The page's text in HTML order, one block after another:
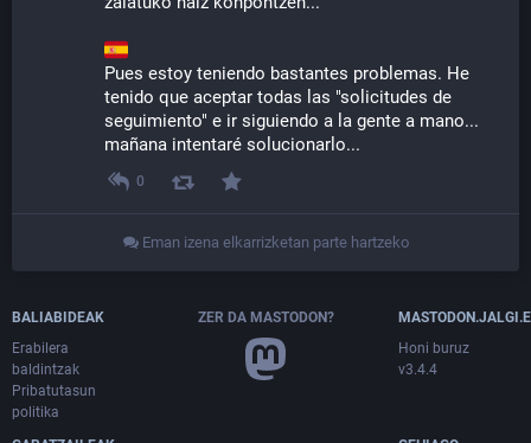
Pues estoy teniendo bastantes problemas. He
tenido que aceptar todas las "solicitudes de
seguimiento" e ir siguiendo a la gente a mano...
mañana intentaré solucionarlo...
0
Eman izena elkarrizketan parte hartzeko
BALIABIDEAK
Erabilera
baldintzak
Pribatutasun
politika
ZER DA MASTODON?
Honi buruz
v3.4.4